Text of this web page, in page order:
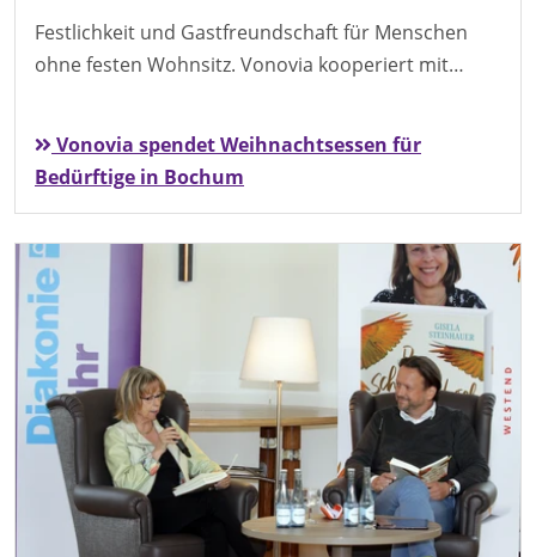
Festlichkeit und Gastfreundschaft für Menschen
ohne festen Wohnsitz. Vonovia kooperiert mit…
Vonovia spendet Weihnachtsessen für
Bedürftige in Bochum